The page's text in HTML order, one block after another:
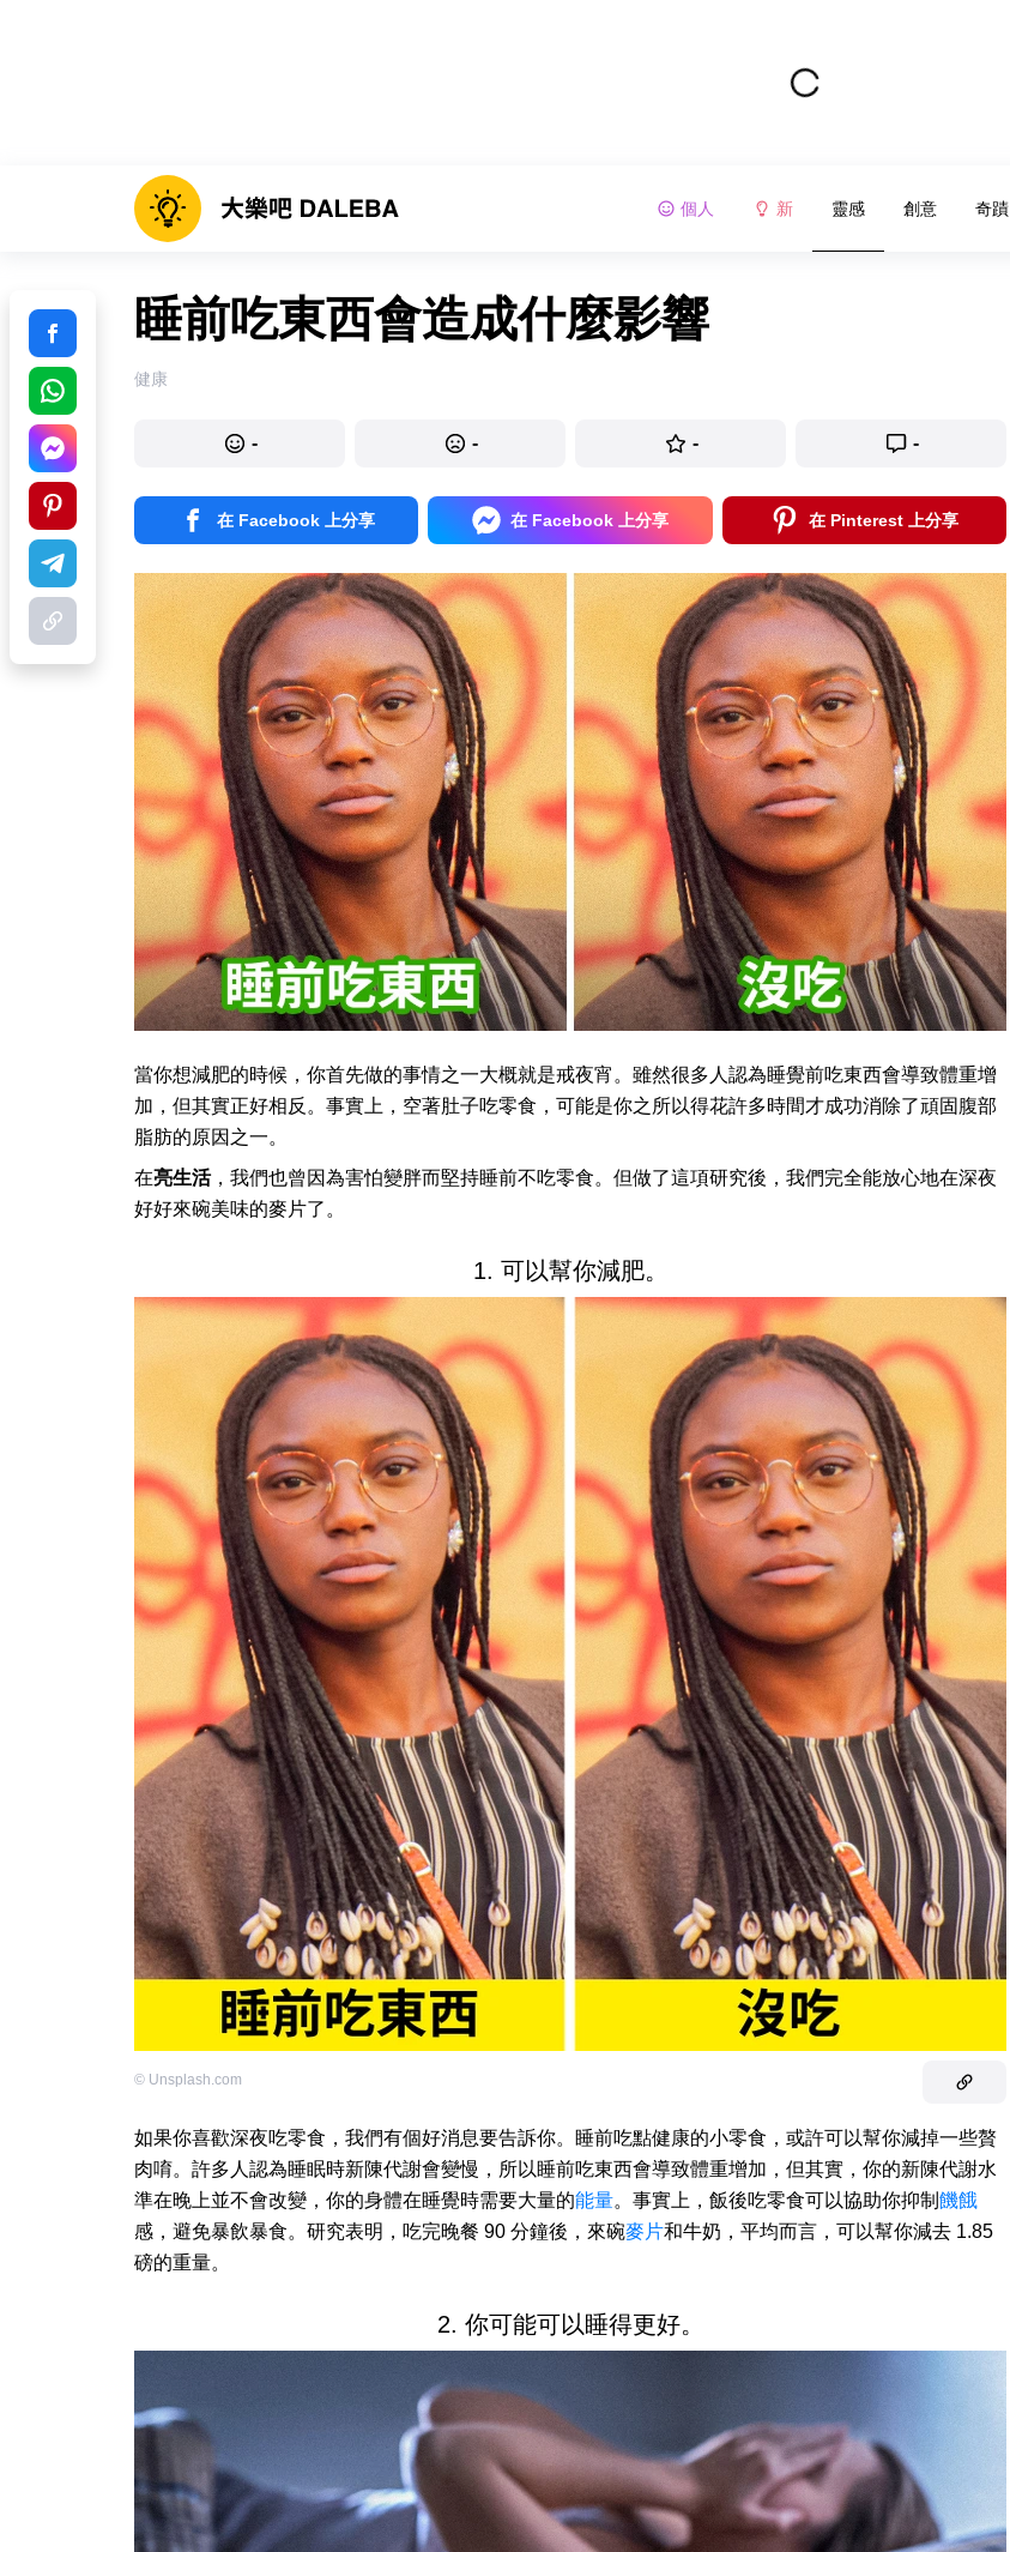
個人 新 靈感 創意 奇蹟
睡前吃東西會造成什麼影響
健康
- - - -
在 Facebook 上分享 在 Facebook 上分享 在 Pinterest 上分享
當你想減肥的時候，你首先做的事情之一大概就是戒夜宵。雖然很多人認為睡覺前吃東西會導致體重增
加，但其實正好相反。事實上，空著肚子吃零食，可能是你之所以得花許多時間才成功消除了頑固腹部
脂肪的原因之一。
在亮生活，我們也曾因為害怕變胖而堅持睡前不吃零食。但做了這項研究後，我們完全能放心地在深夜
好好來碗美味的麥片了。
1. 可以幫你減肥。
© Unsplash.com
如果你喜歡深夜吃零食，我們有個好消息要告訴你。睡前吃點健康的小零食，或許可以幫你減掉一些贅
肉唷。許多人認為睡眠時新陳代謝會變慢，所以睡前吃東西會導致體重增加，但其實，你的新陳代謝水
準在晚上並不會改變，你的身體在睡覺時需要大量的能量。事實上，飯後吃零食可以協助你抑制 饑餓
感，避免暴飲暴食。研究表明，吃完晚餐 90 分鐘後，來碗麥片和牛奶，平均而言，可以幫你減去 1.85
磅的重量。
2. 你可能可以睡得更好。